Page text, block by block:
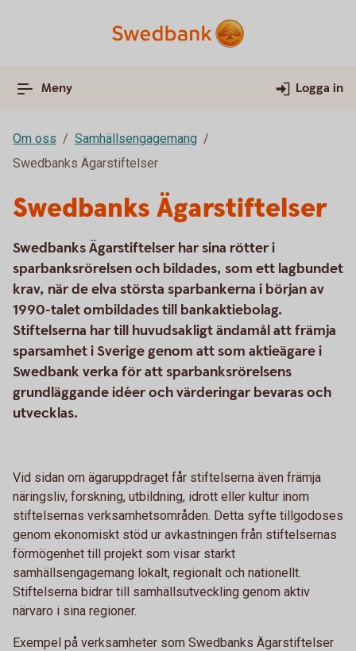
Meny Logga in
Om oss
Samhällsengagemang
Swedbanks Ägarstiftelser
Swedbanks Ägarstiftelser
Swedbanks Ägarstiftelser har sina rötter i
sparbanksrörelsen och bildades, som ett lagbundet
krav, när de elva största sparbankerna i början av
1990-talet ombildades till bankaktiebolag.
Stiftelserna har till huvudsakligt ändamål att främja
sparsamhet i Sverige genom att som aktieägare i
Swedbank verka för att sparbanksrörelsens
grundläggande idéer och värderingar bevaras och
utvecklas.
Vid sidan om ägaruppdraget får stiftelserna även främja
näringsliv, forskning, utbildning, idrott eller kultur inom
stiftelsernas verksamhetsområden. Detta syfte tillgodoses
genom ekonomiskt stöd ur avkastningen från stiftelsernas
förmögenhet till projekt som visar starkt
samhällsengagemang lokalt, regionalt och nationellt.
Stiftelserna bidrar till samhällsutveckling genom aktiv
närvaro i sina regioner.
Exempel på verksamheter som Swedbanks Ägarstiftelser